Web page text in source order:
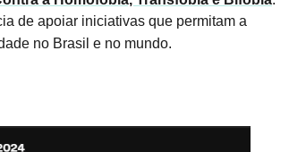
de apoiar iniciativas que permitam a
no Brasil e no mundo.